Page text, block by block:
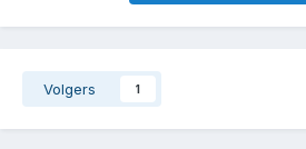
Volgers 1